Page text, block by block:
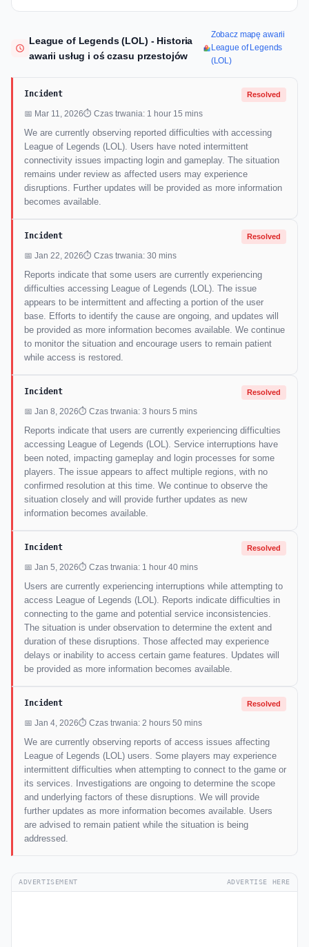
League of Legends (LOL) - Historia
awarii usług i oś czasu przestojów
Zobacz mapę awarii
League of Legends
(LOL)
Incident Resolved
📅 Mar 11, 2026⏱ Czas trwania: 1 hour 15 mins
We are currently observing reported difficulties with accessing
League of Legends (LOL). Users have noted intermittent
connectivity issues impacting login and gameplay. The situation
remains under review as affected users may experience
disruptions. Further updates will be provided as more information
becomes available.
Incident Resolved
📅 Jan 22, 2026⏱ Czas trwania: 30 mins
Reports indicate that some users are currently experiencing
difficulties accessing League of Legends (LOL). The issue
appears to be intermittent and affecting a portion of the user
base. Efforts to identify the cause are ongoing, and updates will
be provided as more information becomes available. We continue
to monitor the situation and encourage users to remain patient
while access is restored.
Incident Resolved
📅 Jan 8, 2026⏱ Czas trwania: 3 hours 5 mins
Reports indicate that users are currently experiencing difficulties
accessing League of Legends (LOL). Service interruptions have
been noted, impacting gameplay and login processes for some
players. The issue appears to affect multiple regions, with no
confirmed resolution at this time. We continue to observe the
situation closely and will provide further updates as new
information becomes available.
Incident Resolved
📅 Jan 5, 2026⏱ Czas trwania: 1 hour 40 mins
Users are currently experiencing interruptions while attempting to
access League of Legends (LOL). Reports indicate difficulties in
connecting to the game and potential service inconsistencies.
The situation is under observation to determine the extent and
duration of these disruptions. Those affected may experience
delays or inability to access certain game features. Updates will
be provided as more information becomes available.
Incident Resolved
📅 Jan 4, 2026⏱ Czas trwania: 2 hours 50 mins
We are currently observing reports of access issues affecting
League of Legends (LOL) users. Some players may experience
intermittent difficulties when attempting to connect to the game or
its services. Investigations are ongoing to determine the scope
and underlying factors of these disruptions. We will provide
further updates as more information becomes available. Users
are advised to remain patient while the situation is being
addressed.
ADVERTISEMENT ADVERTISE HERE